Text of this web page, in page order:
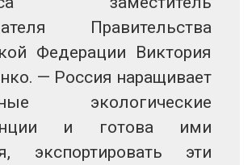
Правительства
Федерации Виктория
— Россия наращивает
экологические
и готова ими
экспортировать эти